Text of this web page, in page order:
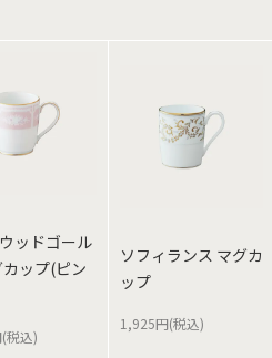
ッドゴール
カップ(ピン
税込)
ソフィランス マグカ
ップ
1,925円(税込)